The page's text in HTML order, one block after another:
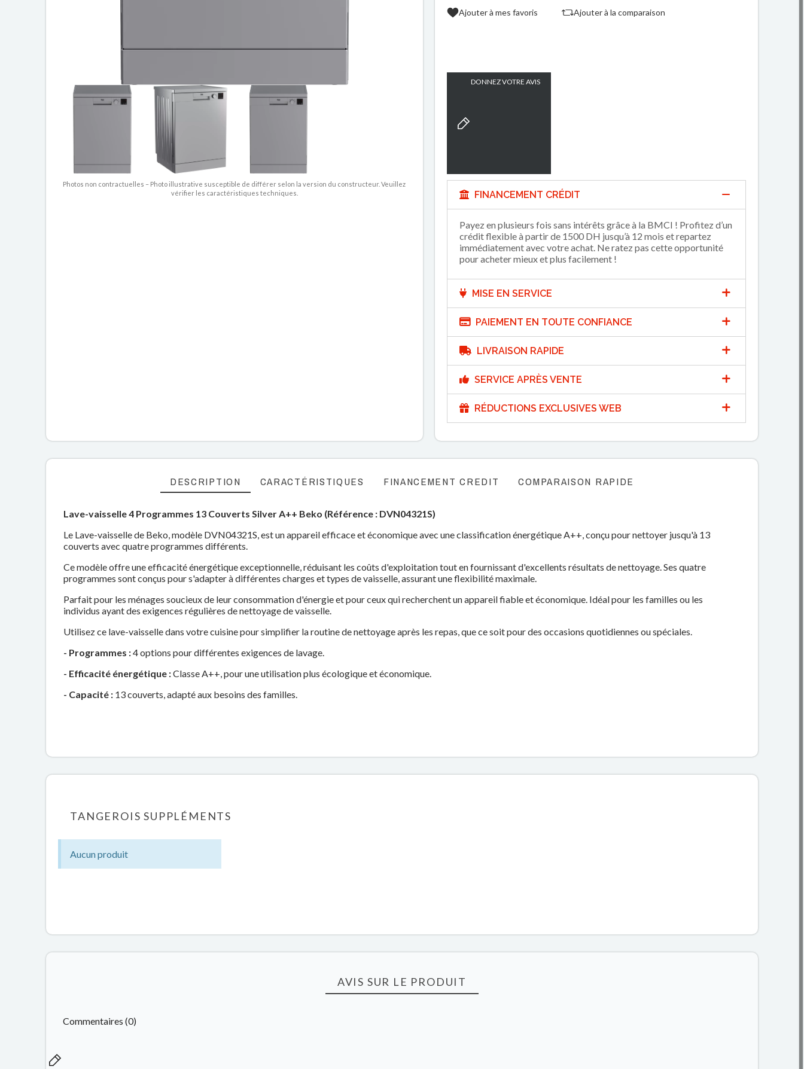
Photos non contractuelles – Photo illustrative susceptible de différer selon la version du constructeur. Veuillez
vérifier les caractéristiques techniques.
Ajouter à mes favoris Ajouter à la comparaison
DONNEZ VOTRE AVIS
FINANCEMENT CRÉDIT
Payez en plusieurs fois sans intérêts grâce à la BMCI ! Profitez d’un
crédit flexible à partir de 1500 DH jusqu’à 12 mois et repartez
immédiatement avec votre achat. Ne ratez pas cette opportunité
pour acheter mieux et plus facilement !
MISE EN SERVICE
PAIEMENT EN TOUTE CONFIANCE
LIVRAISON RAPIDE
SERVICE APRÈS VENTE
RÉDUCTIONS EXCLUSIVES WEB
DESCRIPTION CARACTÉRISTIQUES FINANCEMENT CREDIT COMPARAISON RAPIDE
Lave-vaisselle 4 Programmes 13 Couverts Silver A++ Beko (Référence : DVN04321S)
Le Lave-vaisselle de Beko, modèle DVN04321S, est un appareil efficace et économique avec une classification énergétique A++, conçu pour nettoyer jusqu'à 13
couverts avec quatre programmes différents.
Ce modèle offre une efficacité énergétique exceptionnelle, réduisant les coûts d'exploitation tout en fournissant d'excellents résultats de nettoyage. Ses quatre
programmes sont conçus pour s'adapter à différentes charges et types de vaisselle, assurant une flexibilité maximale.
Parfait pour les ménages soucieux de leur consommation d'énergie et pour ceux qui recherchent un appareil fiable et économique. Idéal pour les familles ou les
individus ayant des exigences régulières de nettoyage de vaisselle.
Utilisez ce lave-vaisselle dans votre cuisine pour simplifier la routine de nettoyage après les repas, que ce soit pour des occasions quotidiennes ou spéciales.
- Programmes :4 options pour différentes exigences de lavage.
- Efficacité énergétique :Classe A++, pour une utilisation plus écologique et économique.
- Capacité : 13 couverts, adapté aux besoins des familles.
TANGEROIS SUPPLÉMENTS
Aucun produit
AVIS SUR LE PRODUIT
Commentaires (0)